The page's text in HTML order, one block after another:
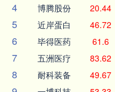
4 博腾股份 20.44
5 近岸蛋白 46.72
6 毕得医药 61.6
7 五洲医疗 83.62
8 耐科装备 49.67